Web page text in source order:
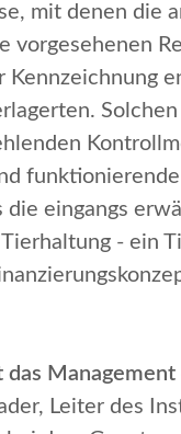
mit denen die
vorgesehenen
Kennzeichnung
die eingangs
- ein
das
Leiter des